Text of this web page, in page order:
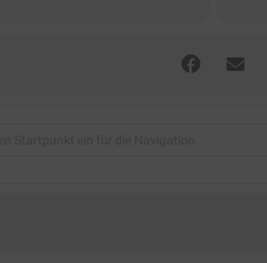
Ideenbörse 2024 - Modern Line Dance